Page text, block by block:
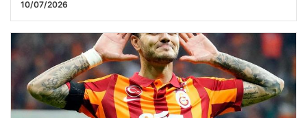
10/07/2026